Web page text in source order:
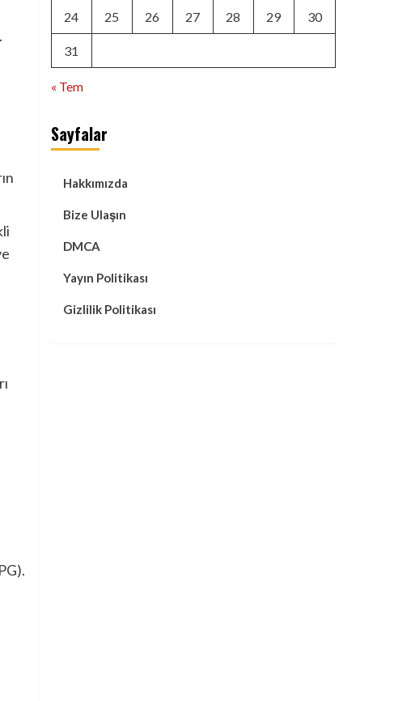
24 25 26 27 28 29 30
31
« Tem
Sayfalar
Hakkımızda
Bize Ulaşın
DMCA
Yayın Politikası
Gizlilik Politikası